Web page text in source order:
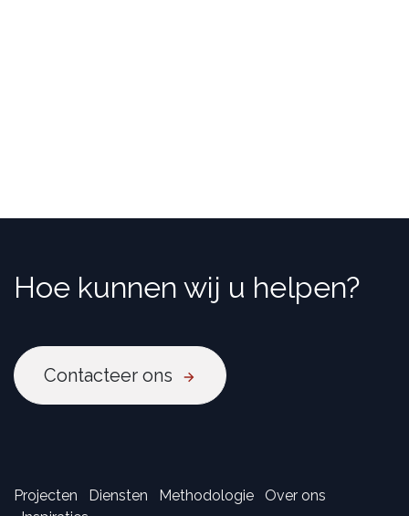
Hoe kunnen wij u helpen?
Contacteer ons
Projecten Diensten Methodologie
Over ons